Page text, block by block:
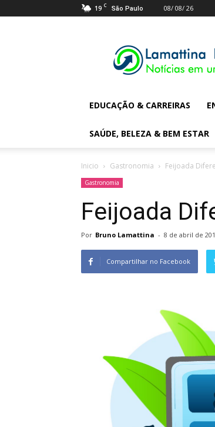
19 C São Paulo 08/ 08/ 26
Digital
News
EDUCAÇÃO & CARREIRAS
SAÚDE, BELEZA & BEM ESTAR
Inicio Gastronomia Feijoada
Gastronomia
Feijoada
Por Bruno Lamattina - 8 de abril de
Compartilhar no Facebook